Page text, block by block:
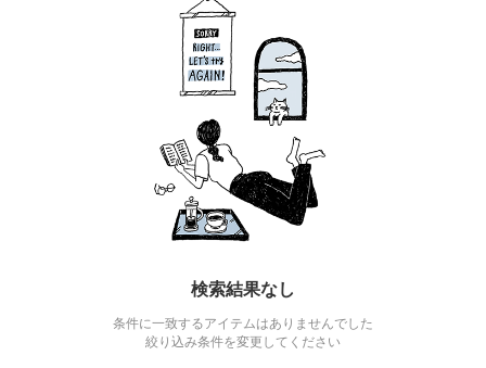
検索結果なし
条件に一致するアイテムはありませんでした
絞り込み条件を変更してください